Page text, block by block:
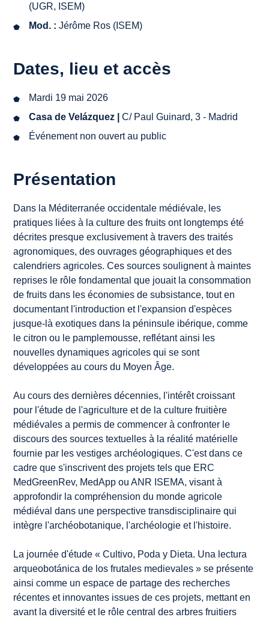
(UGR, ISEM)
Mod. : Jérôme Ros (ISEM)
Dates, lieu et accès
Mardi 19 mai 2026
Casa de Velázquez |
C/ Paul Guinard, 3 - Madrid
Événement non ouvert au public
Présentation
Dans la Méditerranée occidentale médiévale, les
pratiques liées à la culture des fruits ont longtemps été
décrites presque exclusivement à travers des traités
agronomiques, des ouvrages géographiques et des
calendriers agricoles. Ces sources soulignent à maintes
reprises le rôle fondamental que jouait la consommation
de fruits dans les économies de subsistance, tout en
documentant l'introduction et l'expansion d'espèces
jusque-là exotiques dans la péninsule ibérique, comme
le citron ou le pamplemousse, reflétant ainsi les
nouvelles dynamiques agricoles qui se sont
développées au cours du Moyen Âge.
Au cours des dernières décennies, l'intérêt croissant
pour l'étude de l'agriculture et de la culture fruitière
médiévales a permis de commencer à confronter le
discours des sources textuelles à la réalité matérielle
fournie par les vestiges archéologiques. C'est dans ce
cadre que s'inscrivent des projets tels que ERC
MedGreenRev, MedApp ou ANR ISEMA, visant à
approfondir la compréhension du monde agricole
médiéval dans une perspective transdisciplinaire qui
intègre l'archéobotanique, l'archéologie et l'histoire.
La journée d'étude « Cultivo, Poda y Dieta. Una lectura
arqueobotánica de los frutales medievales » se présente
ainsi comme un espace de partage des recherches
récentes et innovantes issues de ces projets, mettant en
avant la diversité et le rôle central des arbres fruitiers